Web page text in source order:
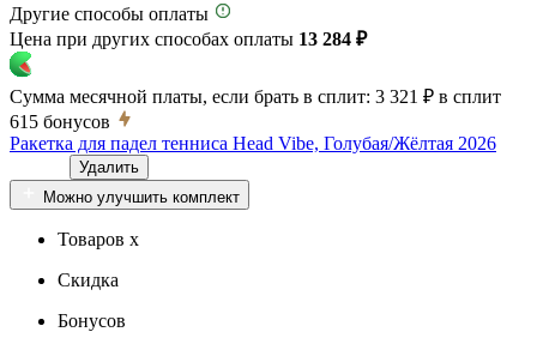
Другие способы оплаты
Цена при других способах оплаты 13 284 ₽
Сумма месячной платы, если брать в сплит: 3 321 ₽ в сплит
615 бонусов
Ракетка для падел тенниса Head Vibe, Голубая/Жёлтая 2026
Удалить
Можно улучшить комплект
Товаров x
Скидка
Бонусов